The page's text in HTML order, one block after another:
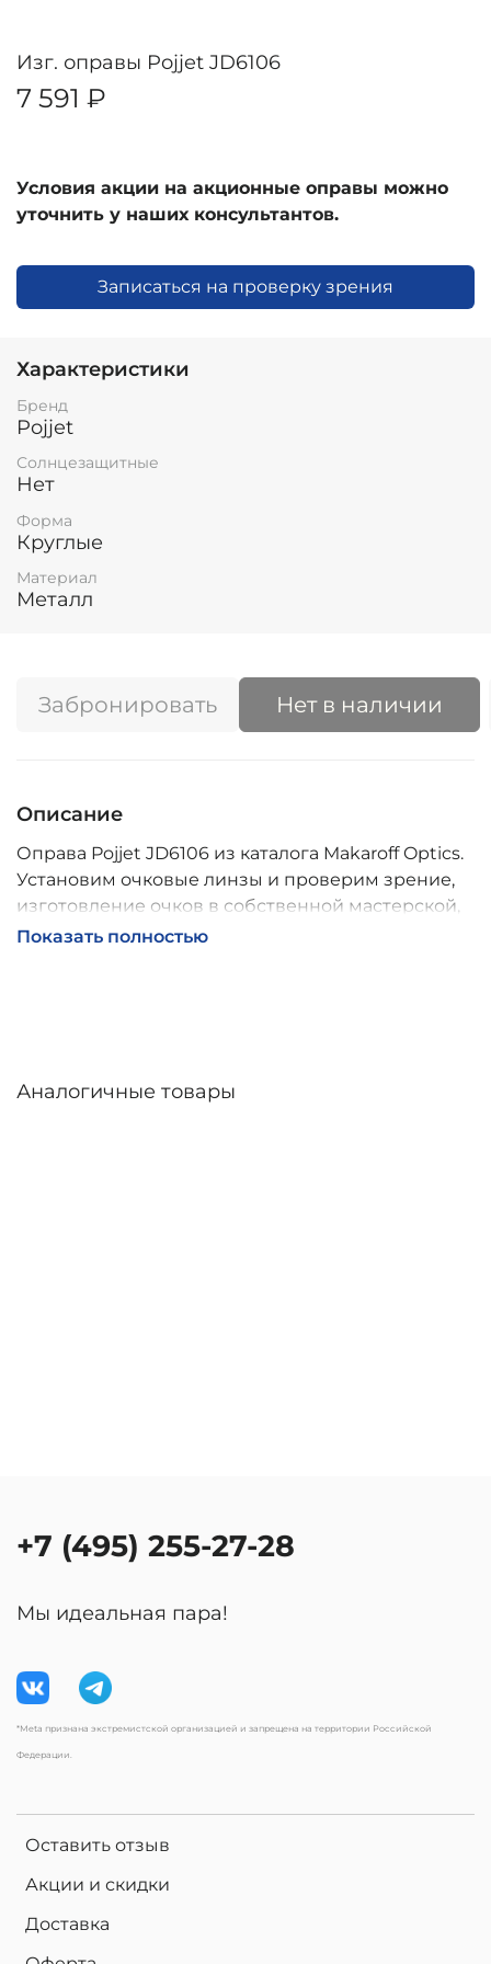
Изг. оправы Pojjet JD6106
7 591 ₽
Условия акции на акционные оправы можно
уточнить у наших консультантов.
Записаться на проверку зрения
Характеристики
Бренд
Pojjet
Солнцезащитные
Нет
Форма
Круглые
Материал
Металл
Забронировать Нет в наличии
Описание
Оправа Pojjet JD6106 из каталога Makaroff Optics.
Установим очковые линзы и проверим зрение,
изготовление очков в собственной мастерской,
обычно 2–5 дней, индивидуальные линзы – до 30
Показать полностью
Аналогичные товары
Оставить отзыв
Акции и скидки
Доставка
+7 (495) 255-27-28
Мы идеальная пара!
*Meta признана экстремистской организацией и запрещена на территории Российской
Федерации.